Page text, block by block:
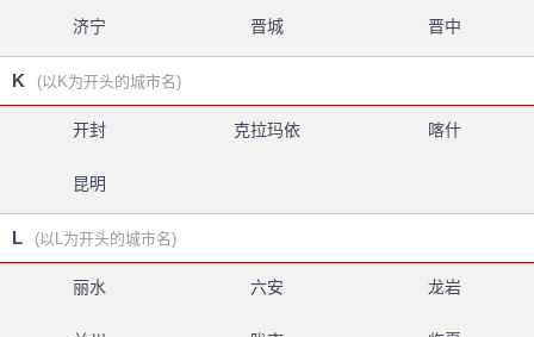
济宁 晋城 晋中
K (以K为开头的城市名)
开封 克拉玛依 喀什
昆明
L (以L为开头的城市名)
丽水 六安 龙岩